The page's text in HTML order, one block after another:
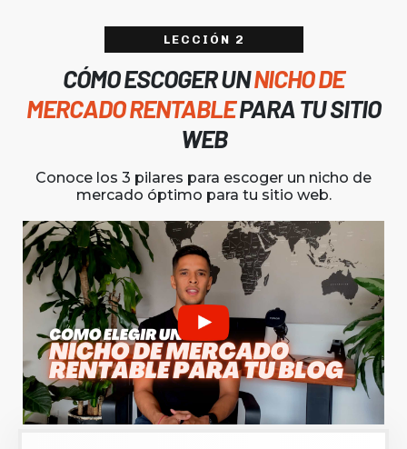
LECCIÓN 2
CÓMO ESCOGER UNNICHO DE
MERCADORENTABLEPARA TU SITIO
WEB
Conoce los 3 pilares para escoger un nicho de
mercado óptimo para tu sitio web.